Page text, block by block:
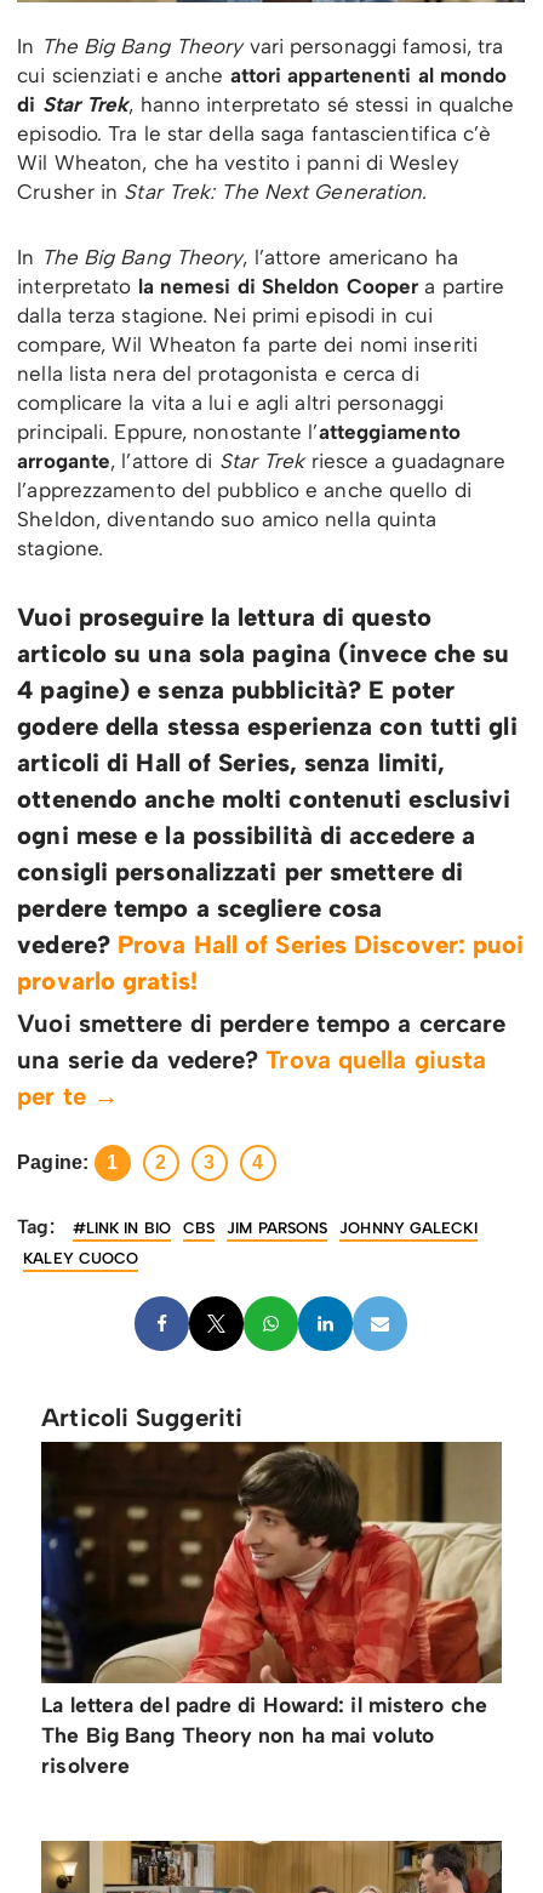
In The Big Bang Theoryvari personaggi famosi, tra
cui scienziati e anche attori appartenenti al mondo
di Star Trek, hanno interpretato sé stessi in qualche
episodio. Tra le star della saga fantascientifica c’è
Wil Wheaton, che ha vestito i panni di Wesley
Crusher in Star Trek: The Next Generation.
In The Big Bang Theory, l’attore americano ha
interpretato la nemesi di Sheldon Coopera partire
dalla terza stagione. Nei primi episodi in cui
compare, Wil Wheaton fa parte dei nomi inseriti
nella lista nera del protagonista e cerca di
complicare la vita a lui e agli altri personaggi
principali. Eppure, nonostante l’atteggiamento
arrogante, l’attore di Star Trekriesce a guadagnare
l’apprezzamento del pubblico e anche quello di
Sheldon, diventando suo amico nella quinta
stagione.
Vuoi proseguire la lettura di questo
articolo su una sola pagina (invece che su
4 pagine) e senza pubblicità? E poter
godere della stessa esperienza con tutti gli
articoli di Hall of Series, senza limiti,
ottenendo anche molti contenuti esclusivi
ogni mese e la possibilità di accedere a
consigli personalizzati per smettere di
perdere tempo a scegliere cosa
vedere? Prova Hall of Series Discover: puoi
provarlo gratis!
Vuoi smettere di perdere tempo a cercare
una serie da vedere?Trova quella giusta
per te →
Pagine: 1 2 3 4
Tag: #LINK IN BIO CBS JIM PARSONS
JOHNNY GALECKI
KALEY CUOCO
Articoli Suggeriti
La lettera del padre di Howard: il mistero che
The Big Bang Theory non ha mai voluto
risolvere